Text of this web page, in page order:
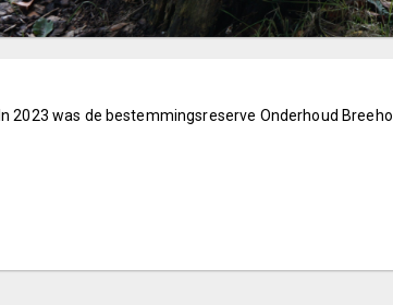
2023 was de bestemmingsreserve Onderhoud